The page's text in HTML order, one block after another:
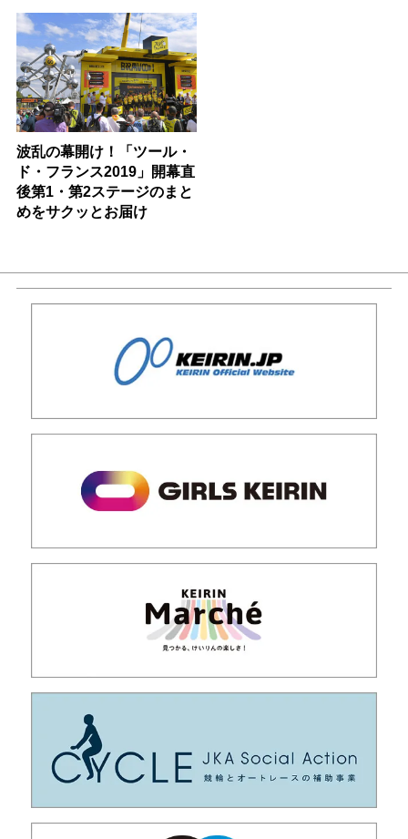
波乱の幕開け！「ツール・
ド・フランス2019」開幕直
後第1・第2ステージのまと
めをサクッとお届け